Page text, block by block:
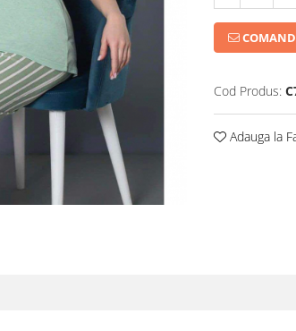
Cod Produs:
Adauga la